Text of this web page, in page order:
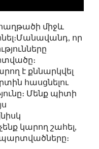
միջև
որ
է քննարկվել
հասցնելու
Մենք պիտի
կարող շահել,